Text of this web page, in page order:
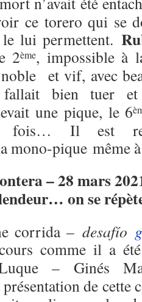
ce torero qui se
le lui permettent.
2ème, impossible à
et vif, avec
bien tuer et
une pique, le 6
fois… Il est
mono-pique même
– 28 mars
on se
corrida – desafío
comme il a
– Ginés
de cette